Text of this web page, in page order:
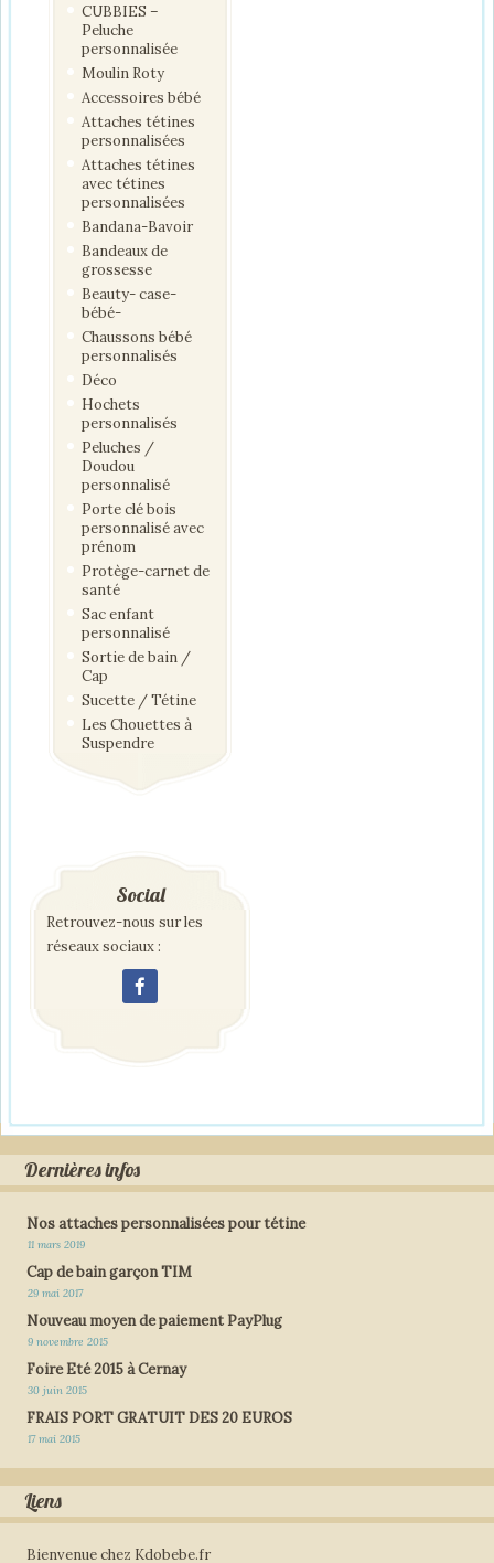
CUBBIES –
Peluche
personnalisée
Moulin Roty
Accessoires bébé
Attaches tétines
personnalisées
Attaches tétines
avec tétines
personnalisées
Bandana-Bavoir
Bandeaux de
grossesse
Beauty- case-
bébé-
Chaussons bébé
personnalisés
Déco
Hochets
personnalisés
Peluches /
Doudou
personnalisé
Porte clé bois
personnalisé avec
prénom
Protège-carnet de
santé
Sac enfant
personnalisé
Sortie de bain /
Cap
Sucette / Tétine
Les Chouettes à
Suspendre
Social
Retrouvez-nous sur les
réseaux sociaux :
Dernières infos
Nos attaches personnalisées pour tétine
11 mars 2019
Cap de bain garçon TIM
29 mai 2017
Nouveau moyen de paiement PayPlug
9 novembre 2015
Foire Eté 2015 à Cernay
30 juin 2015
FRAIS PORT GRATUIT DES 20 EUROS
17 mai 2015
Liens
Bienvenue chez Kdobebe.fr